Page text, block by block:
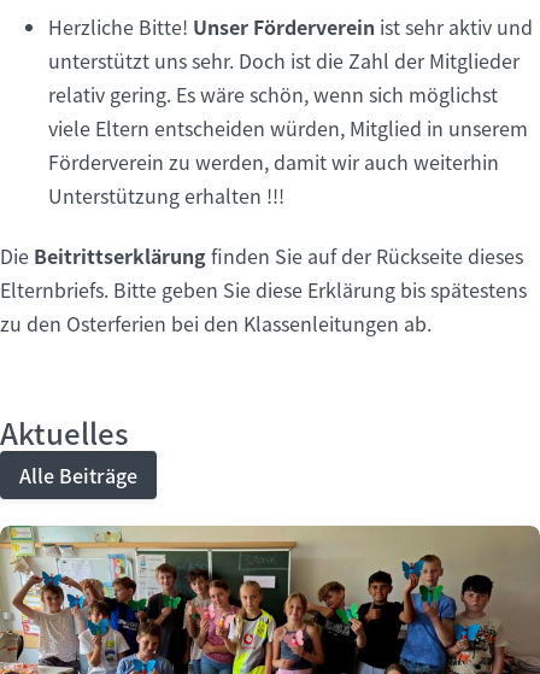
Herzliche Bitte! Unser Förderverein ist sehr aktiv und
unterstützt uns sehr. Doch ist die Zahl der Mitglieder
relativ gering. Es wäre schön, wenn sich möglichst
viele Eltern entscheiden würden, Mitglied in unserem
Förderverein zu werden, damit wir auch weiterhin
Unterstützung erhalten !!!
Die Beitrittserklärung finden Sie auf der Rückseite dieses
Elternbriefs. Bitte geben Sie diese Erklärung bis spätestens
zu den Osterferien bei den Klassenleitungen ab.
Aktuelles
Alle Beiträge